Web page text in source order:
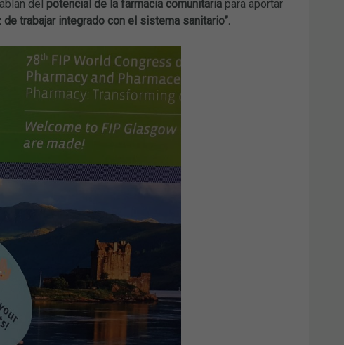
del potencial de la farmacia comunitariapara aportar
trabajar integrado con el sistema sanitario”.